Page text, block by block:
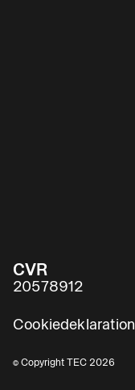
CVR
20578912
Cookiedeklaration
© Copyright TEC 2026